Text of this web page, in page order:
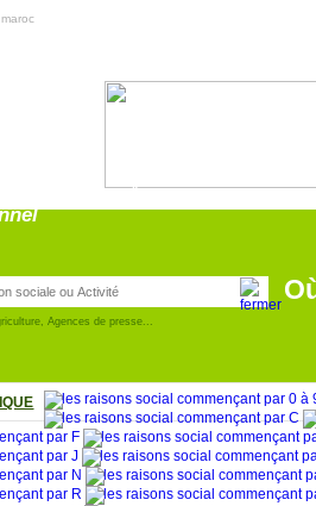
Annoncepro
Agences de presse...